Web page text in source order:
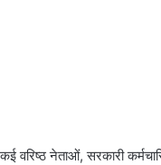
वरिष्ठ नेताओं, सरकारी